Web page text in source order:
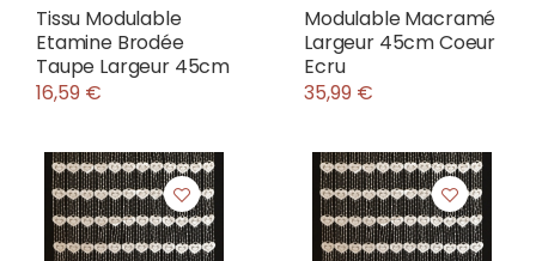
Tissu Modulable
Etamine Brodée
Taupe Largeur 45cm
16,59 €
Modulable Macramé
Largeur 45cm Coeur
Ecru
35,99 €